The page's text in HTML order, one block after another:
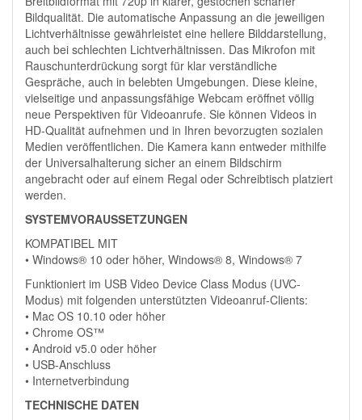
Bildqualität. Die automatische Anpassung an die jeweiligen
Lichtverhältnisse gewährleistet eine hellere Bilddarstellung,
auch bei schlechten Lichtverhältnissen. Das Mikrofon mit
Rauschunterdrückung sorgt für klar verständliche
Gespräche, auch in belebten Umgebungen. Diese kleine,
vielseitige und anpassungsfähige Webcam eröffnet völlig
neue Perspektiven für Videoanrufe. Sie können Videos in
HD-Qualität aufnehmen und in Ihren bevorzugten sozialen
Medien veröffentlichen. Die Kamera kann entweder mithilfe
der Universalhalterung sicher an einem Bildschirm
angebracht oder auf einem Regal oder Schreibtisch platziert
werden.
SYSTEMVORAUSSETZUNGEN
KOMPATIBEL MIT
• Windows® 10 oder höher, Windows® 8, Windows® 7
Funktioniert im USB Video Device Class Modus (UVC-
Modus) mit folgenden unterstützten Videoanruf-Clients:
• Mac OS 10.10 oder höher
• Chrome OS™
• Android v5.0 oder höher
• USB-Anschluss
• Internetverbindung
TECHNISCHE DATEN